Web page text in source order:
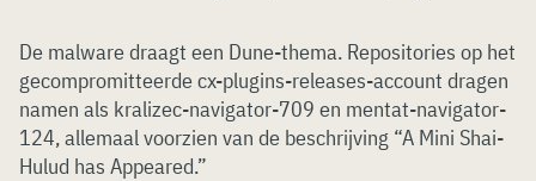
De malware draagt een Dune-thema. Repositories op het
gecompromitteerde cx-plugins-releases-account dragen
namen als kralizec-navigator-709 en mentat-navigator-
124, allemaal voorzien van de beschrijving “A Mini Shai-
Hulud has Appeared.”